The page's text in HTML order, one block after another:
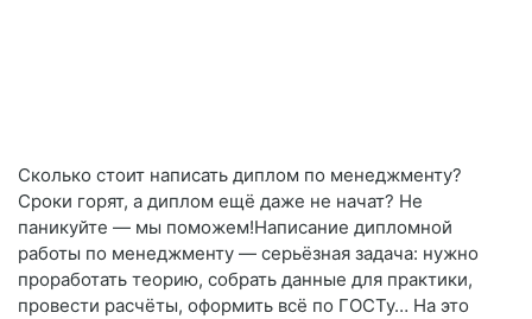
Сколько стоит написать диплом по менеджменту?
Сроки горят, а диплом ещё даже не начат? Не
паникуйте — мы поможем!Написание дипломной
работы по менеджменту — серьёзная задача: нужно
проработать теорию, собрать данные для практики,
провести расчёты, оформить всё по ГОСТу… На это